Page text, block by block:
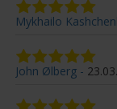
Mykhailo
John Ølberg